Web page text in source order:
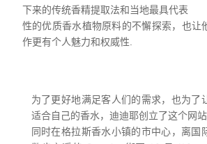
下来的传统香精提取法和当地最具代表
性的优质香水植物原料的不懈探索，也让
作更有个人魅力和权威性.
为了更好地满足客人们的需求，也为了
适合自己的香水，迪迪耶创立了这个网站
同时在格拉斯香水小镇的市中心，离国